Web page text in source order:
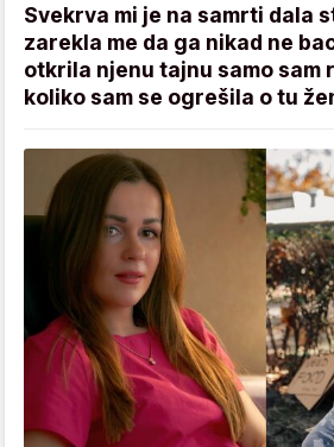
Svekrva mi je na samrti dala
zarekla me da ga nikad ne
otkrila njenu tajnu samo sam
koliko sam se ogrešila o tu